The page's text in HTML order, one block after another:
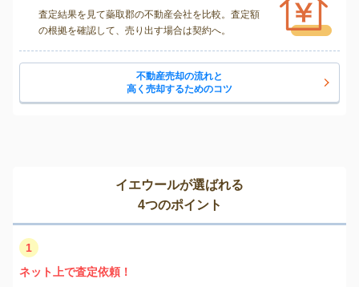
査定結果を見て蘂取郡の不動産会社を比較。査定額
の根拠を確認して、売り出す場合は契約へ。
不動産売却の流れと
高く売却するためのコツ
イエウールが選ばれる
4つのポイント
1
ネット上で査定依頼！